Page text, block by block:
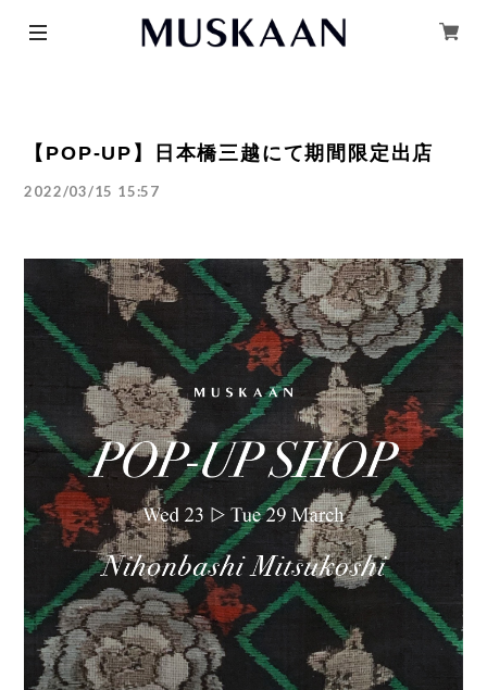
【POP-UP】日本橋三越にて期間限定出店
2022/03/15 15:57